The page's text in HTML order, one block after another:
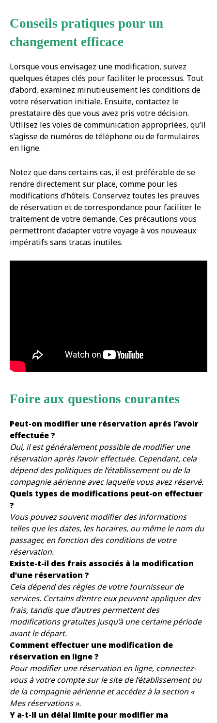
Conseils pratiques pour un
changement efficace
Lorsque vous envisagez une modification, suivez
quelques étapes clés pour faciliter le processus. Tout
d’abord, examinez minutieusement les conditions de
votre réservation initiale. Ensuite, contactez le
prestataire dès que vous avez pris votre décision.
Utilisez les voies de communication appropriées, qu’il
s’agisse de numéros de téléphone ou de formulaires
en ligne.
Notez que dans certains cas, il est préférable de se
rendre directement sur place, comme pour les
modifications d’hôtels. Conservez toutes les preuves
de réservation et de correspondance pour faciliter le
traitement de votre demande. Ces précautions vous
permettront d’adapter votre voyage à vos nouveaux
impératifs sans tracas inutiles.
Foire aux questions courantes
Peut-on modifier une réservation après l’avoir
effectuée ?
Oui, il est généralement possible de modifier une
réservation après l’avoir effectuée. Cependant, cela
dépend des politiques de l’établissement ou de la
compagnie aérienne avec laquelle vous avez réservé.
Quels types de modifications peut-on effectuer
?
Vous pouvez souvent modifier des informations
telles que les dates, les horaires, ou même le nom du
passager, en fonction des conditions de votre
réservation.
Existe-t-il des frais associés à la modification
d’une réservation ?
Cela dépend des règles de votre fournisseur de
services. Certains d’entre eux peuvent appliquer des
frais, tandis que d’autres permettent des
modifications gratuites jusqu’à une certaine période
avant le départ.
Comment effectuer une modification de
réservation en ligne ?
Pour modifier une réservation en ligne, connectez-
vous à votre compte sur le site de l’établissement ou
de la compagnie aérienne et accédez à la section «
Mes réservations ».
Y a-t-il un délai limite pour modifier ma